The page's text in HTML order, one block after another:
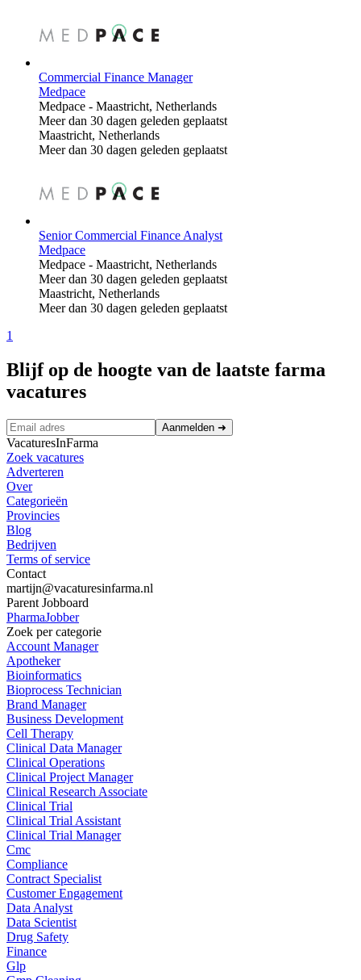
Commercial Finance Manager
Medpace
Medpace - Maastricht, Netherlands
Meer dan 30 dagen geleden geplaatst
Maastricht, Netherlands
Meer dan 30 dagen geleden geplaatst
Senior Commercial Finance Analyst
Medpace
Medpace - Maastricht, Netherlands
Meer dan 30 dagen geleden geplaatst
Maastricht, Netherlands
Meer dan 30 dagen geleden geplaatst
1
Blijf op de hoogte van de laatste farma
vacatures
Aanmelden ➜
VacaturesInFarma
Zoek vacatures
Adverteren
Over
Categorieën
Provincies
Blog
Bedrijven
Terms of service
Contact
martijn@vacaturesinfarma.nl
Parent Jobboard
PharmaJobber
Zoek per categorie
Account Manager
Apotheker
Bioinformatics
Bioprocess Technician
Brand Manager
Business Development
Cell Therapy
Clinical Data Manager
Clinical Operations
Clinical Project Manager
Clinical Research Associate
Clinical Trial
Clinical Trial Assistant
Clinical Trial Manager
Cmc
Compliance
Contract Specialist
Customer Engagement
Data Analyst
Data Scientist
Drug Safety
Finance
Glp